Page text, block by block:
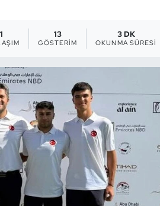
1 13
GÖSTERIM
3 DK
OKUNMA SÜRESI